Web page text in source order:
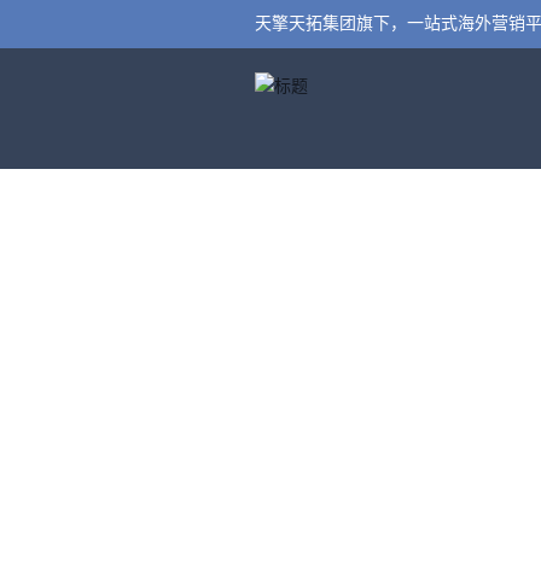
天擎天拓集团旗下，一站式海外营销